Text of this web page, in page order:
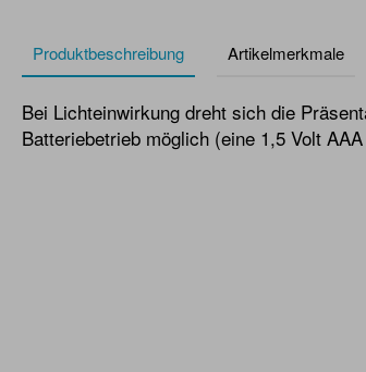
Produktbeschreibung Artikelmerkmale
Bei Lichteinwirkung dreht sich die
Batteriebetrieb möglich (eine 1,5 Volt